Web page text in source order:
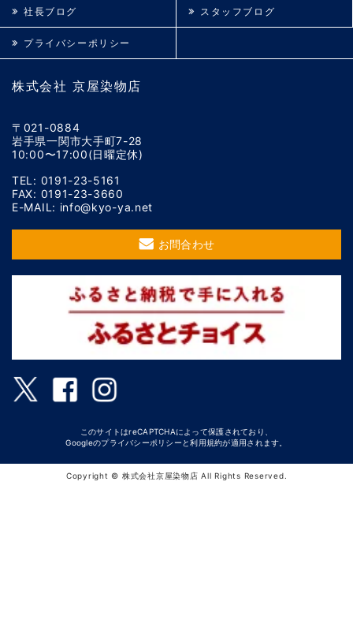
株式会社 京屋染物店
〒021-0884
岩手県一関市大手町7-28
10:00〜17:00(日曜定休)
TEL: 0191-23-5161
FAX: 0191-23-3660
E-MAIL: info@kyo-ya.net
お問合わせ
社長ブログ スタッフブログ
プライバシーポリシー
このサイトはreCAPTCHAによって保護されており、
Googleのプライバシーポリシー と利用規約が適用されます。
Copyright © 株式会社京屋染物店 All Rights Reserved.